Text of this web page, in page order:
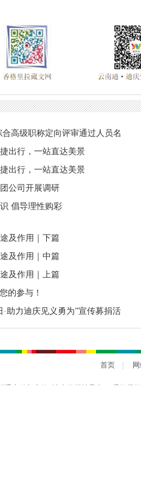
高级职称定向评审通过人员名
出行，一站直达美景
出行，一站直达美景
公司开展调研
倡导理性购彩
及作用｜下篇
及作用｜中篇
及作用｜上篇
的参与！
·助力迪庆见义勇为”宣传募捐活